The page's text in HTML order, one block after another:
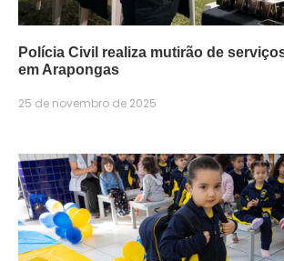
Polícia Civil realiza mutirão de
em Arapongas
25 de novembro de 2025